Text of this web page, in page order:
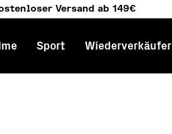
Versand ab 149€
Sport Wiederverkäufer